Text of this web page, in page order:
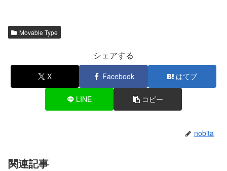
Movable Type
シェアする
X Facebook はてブ
LINE コピー
nobita
関連記事